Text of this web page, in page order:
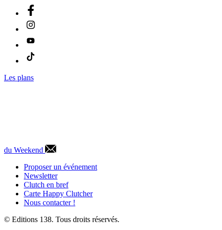
Les plans
du Weekend
Proposer un événement
Newsletter
Clutch en bref
Carte Happy Clutcher
Nous contacter !
© Editions 138. Tous droits réservés.